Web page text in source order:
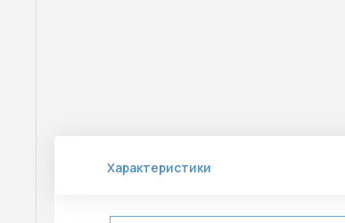
Характеристики